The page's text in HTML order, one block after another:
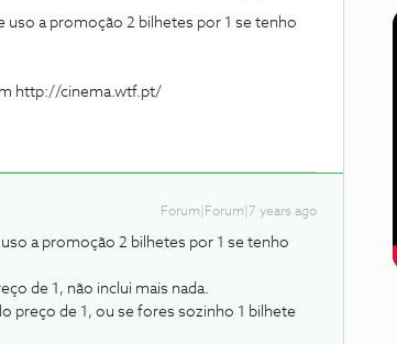
uso a promoção 2 bilhetes por 1 se tenho
http://cinema.wtf.pt/
Forum|Forum|7 years ago
a promoção 2 bilhetes por 1 se tenho
de 1, não inclui mais nada.
preço de 1, ou se fores sozinho 1 bilhete